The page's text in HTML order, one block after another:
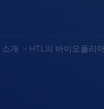
소개 HTL의 바이오폴리머